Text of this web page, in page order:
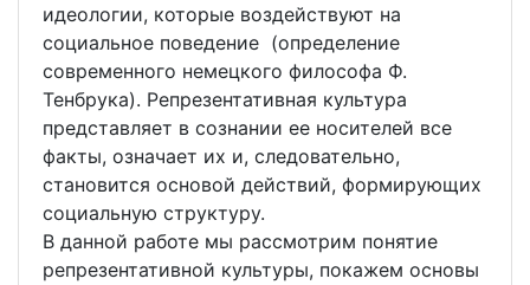
идеологии, которые воздействуют на
социальное поведение (определение
современного немецкого философа Ф.
Тенбрука). Репрезентативная культура
представляет в сознании ее носителей все
факты, означает их и, следовательно,
становится основой действий, формирующих
социальную структуру.
В данной работе мы рассмотрим понятие
репрезентативной культуры, покажем основы